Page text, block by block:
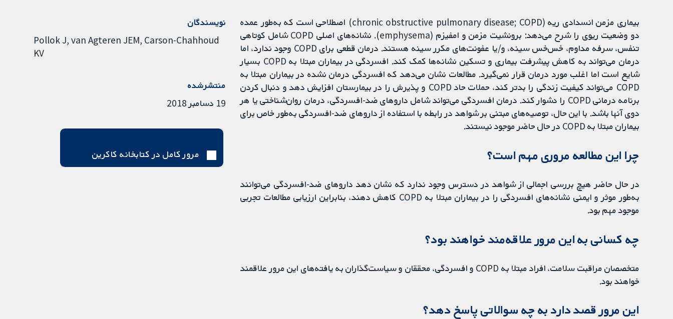
بیماری مزمن انسدادی ریه (chronic obstructive pulmonary disease; COPD) اصطلاحی است که به‌طور عمده
دو وضعیت ریوی را شرح می‌دهد: برونشیت مزمن و امفیزم (emphysema). نشانه‌های اصلی COPD شامل کوتاهی
تنفس، سرفه مداوم، خس‌خس سینه، و/یا عفونت‌های مکرر سینه هستند. درمان قطعی برای COPD وجود ندارد، اما
درمان می‌تواند به کاهش پیشرفت بیماری و تسکین نشانه‌ها کمک کند. افسردگی در بیماران مبتلا به COPD بسیار
شایع است اما اغلب مورد درمان قرار نمی‌گیرد. مطالعات نشان می‌دهد که افسردگی درمان نشده در بیماران مبتلا به
COPD می‌تواند کیفیت زندگی را بدتر کند، حملات حاد COPD و پذیرش را در بیمارستان افزایش دهد و دنبال کردن
برنامه درمانی COPD را دشوار کند. درمان افسردگی می‌تواند شامل داروهای ضد-افسردگی، درمان روان‌شناختی یا هر
دوی آنها باشد. با این حال، توصیه‌های مبتنی بر شواهد در رابطه با استفاده از داروهای ضد-افسردگی به‌طور خاص برای
بیماران مبتلا به COPD در حال حاضر موجود نیستند.
چرا این مطالعه مروری مهم است؟
در حال حاضر هیچ بررسی اجمالی از شواهد در دسترس وجود ندارد که نشان دهد داروهای ضد-افسردگی می‌توانند
به‌طور موثر و ایمنی نشانه‌های افسردگی را در بیماران مبتلا به COPD کاهش دهند، بنابراین ارزیابی مطالعات تجربی
موجود مهم بود.
چه کسانی به این مرور علاقه‌مند خواهند بود؟
متخصصان مراقبت سلامت، افراد مبتلا به COPD و افسردگی، محققان و سیاست‌گذاران به یافته‌های این مرور علاقمند
خواهند بود.
این مرور قصد دارد به چه سوالاتی پاسخ دهد؟
نویسندگان
Pollok J van Agteren JEM Carson-Chahhoud
KV
منتشرشده
19 دسامبر 2018
مرور کامل در کتابخانه کاکرین